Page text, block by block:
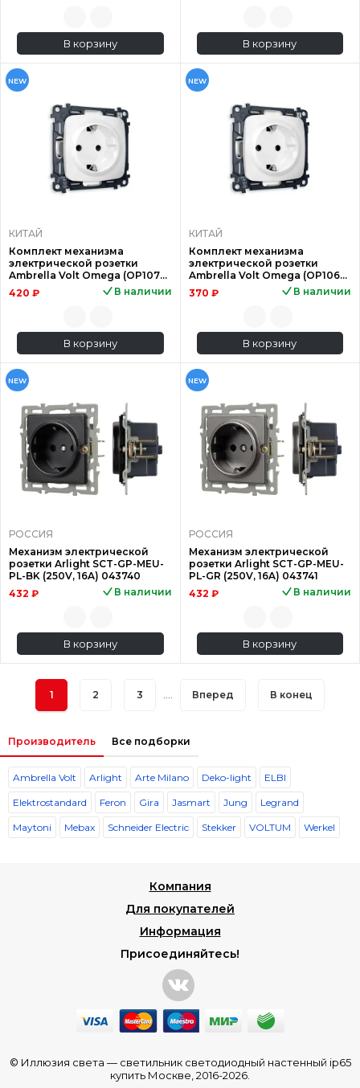
В корзину В корзину
NEW
КИТАЙ
Комплект механизма
электрической розетки
Ambrella Volt Omega (OP1070,
VM141) MO107010
420 ₽ В наличии
В корзину
NEW
КИТАЙ
Комплект механизма
электрической розетки
Ambrella Volt Omega (OP1060,
VM141) MO106010
370 ₽ В наличии
В корзину
NEW
РОССИЯ
Механизм электрической
розетки Arlight SCT-GP-MEU-
PL-BK (250V, 16A) 043740
432 ₽
В наличии
В корзину
NEW
РОССИЯ
Механизм электрической
розетки Arlight SCT-GP-MEU-
PL-GR (250V, 16A) 043741
432 ₽
В наличии
В корзину
1 2 3 Вперед В конец
Производитель Все подборки
Ambrella Volt Arlight Arte Milano Deko-light ELBI
Elektrostandard Feron Gira Jasmart Jung Legrand
Maytoni Mebax Schneider Electric Stekker VOLTUM Werkel
Компания
Для покупателей
Информация
Присоединяйтесь!
© Иллюзия света — светильник светодиодный настенный ip65
купить Москве , 2016-2026.